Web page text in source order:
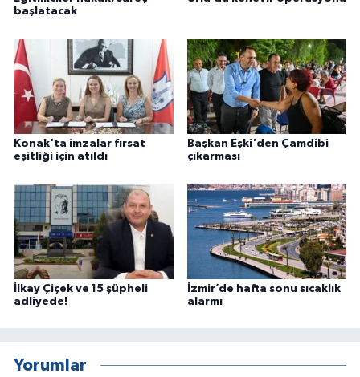
başlatacak
Konak'ta imzalar fırsat
eşitliği için atıldı
Başkan Eşki'den Çamdibi
çıkarması
İlkay Çiçek ve 15 şüpheli
adliyede!
İzmir’de hafta sonu sıcaklık
alarmı
Yorumlar